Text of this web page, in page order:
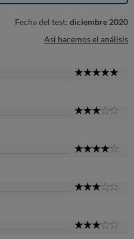
Fecha del test: diciembre 2020
Así hacemos el análisis